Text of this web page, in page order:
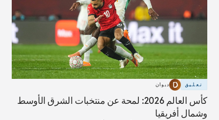
تعليق ديوان
كأس العالم 2026: لمحة عن منتخبات الشرق الأوسط
وشمال أفريقيا